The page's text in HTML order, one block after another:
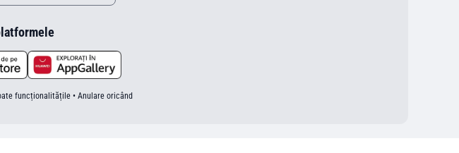
funcționalitățile • Anulare oricând